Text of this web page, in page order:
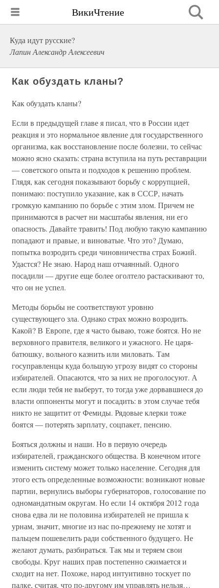
ВикиЧтение
Куда идут русские?
Лапин Александр Алексеевич
Как обуздать кланы?
Как обуздать кланы?
Если в предыдущей главе я писал, что в России идет
реакция и это нормальное явление для государственного
организма, как восстановление после болезни, то сейчас
можно ясно сказать: страна вступила на путь реставрации
— советского опыта и подходов к решению проблем.
Глядя, как сегодня показывают борьбу с коррупцией,
понимаю: поступило указание, как в СССР, начать
громкую кампанию по борьбе с этим злом. Причем не
принимаются в расчет ни масштабы явления, ни его
опасность. Давайте травить! Под любую такую кампанию
попадают и правые, и виноватые. Что это? Думаю,
попытка возродить среди чиновничества страх Божий.
Удастся? Не знаю. Народ наш отчаянный. Одного
посадили — другие еще более оголтело растаскивают то,
что он не успел.
Методы борьбы не соответствуют уровню
существующего зла. Однако страх можно возродить.
Какой? В Европе, где я часто бываю, тоже боятся. Но не
верховного правителя, великого и ужасного. Не царя-
батюшку, вольного казнить или миловать. Там
госуправленцы куда большую угрозу видят со стороны
избирателей. Опасаются, что за них не проголосуют. А
если люди тебя не выберут, то тогда уже дорвавшиеся до
власти оппоненты могут и посадить: в этом случае тебя
никто не защитит от Фемиды. Рядовые клерки тоже
боятся — потерять зарплату, соцпакет, пенсию.
Бояться должны и наши. Но в первую очередь
избирателей, гражданского общества. В конечном итоге
изменить систему может только население. Сегодня для
этого есть определенные возможности: возникают новые
партии, вернулись выборы губернаторов, голосование по
одномандатным округам. Но если 14 октября 2012 года
снова едва ли не половина избирателей не пришла к
урнам, значит, многие из нас по-прежнему не хотят и
пальцем пошевелить ради собственного будущего. Не
желают думать, разбираться. Так мы и теряем свои
свободы. Круг наших прав постепенно сжимается и
сходит на нет. Похоже, народ интуитивно тоскует по
палке, считая, что по-другому им управлять нельзя…